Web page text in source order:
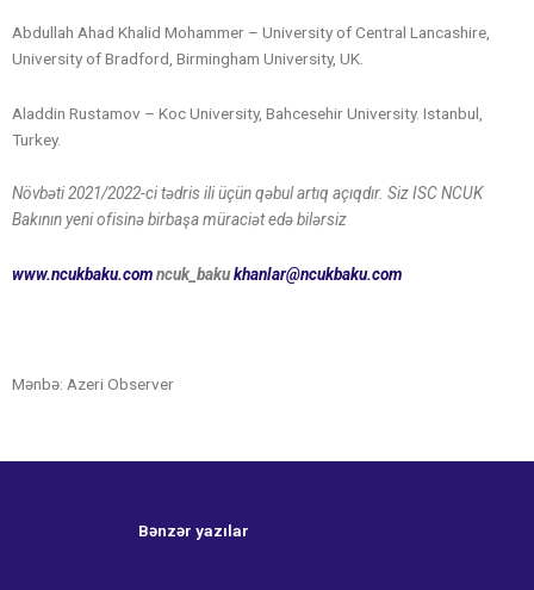
Abdullah Ahad Khalid Mohammer – University of Central Lancashire,
University of Bradford, Birmingham University, UK.
Aladdin Rustamov – Koc University, Bahcesehir University. Istanbul,
Turkey.
Növbəti 2021/2022-ci tədris ili üçün qəbul artıq açıqdır. Siz ISC NCUK
Bakının yeni ofisinə birbaşa müraciət edə bilərsiz
www.ncukbaku.comncuk_bakukhanlar@ncukbaku.com
Mənbə: Azeri Observer
Bənzər yazılar